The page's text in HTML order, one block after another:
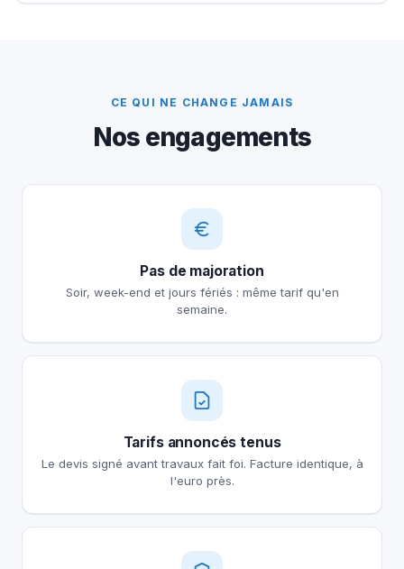
CE QUI NE CHANGE JAMAIS
Nos engagements
Pas de majoration
Soir, week-end et jours fériés : même tarif qu'en
semaine.
Tarifs annoncés tenus
Le devis signé avant travaux fait foi. Facture identique, à
l'euro près.